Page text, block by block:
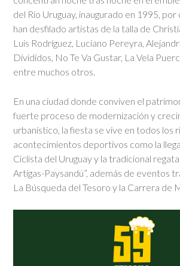
del Río Uruguay, inaugurado en 1995,
han desfilado artistas de la talla de
Luis Rodríguez, Luciano Pereyra,
Divididos, No Te Va Gustar, La Vela
entre muchos otros.
En una ciudad donde conviven el
fuerte proceso de modernización y
urbanístico, la fiesta se vive en todos los
acontecimientos deportivos como la
Ciclista del Uruguay y la tradicional
Artigas-Paysandú”, además de eventos
La Búsqueda del Tesoro y la Carrera de